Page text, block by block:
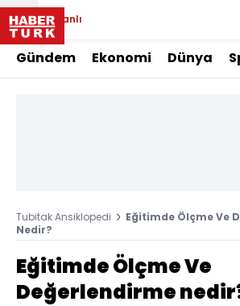
Canlı
Gündem Ekonomi Dünya
Tubitak Ansiklopedi
Eğitimde Ölçme Ve
Nedir?
Eğitimde Ölçme Ve
Değerlendirme